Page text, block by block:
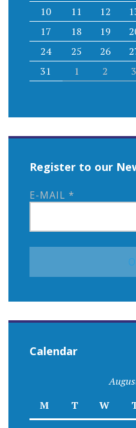
10
11 12
17
18 19
24
25 26
31
1 2 3
Register to our
E-MAIL *
Calendar
M
T W